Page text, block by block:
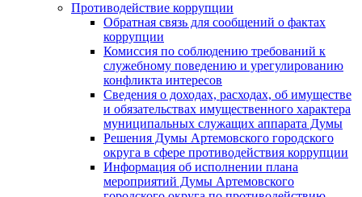
Противодействие коррупции
Обратная связь для сообщений о фактах
коррупции
Комиссия по соблюдению требований к
служебному поведению и урегулированию
конфликта интересов
Сведения о доходах, расходах, об имуществе
и обязательствах имущественного характера
муниципальных служащих аппарата Думы
Решения Думы Артемовского городского
округа в сфере противодействия коррупции
Информация об исполнении плана
мероприятий Думы Артемовского